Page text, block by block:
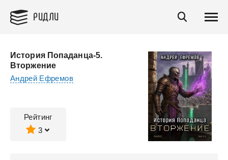
РИДЛИ
История Попаданца-5.
Вторжение
Андрей Ефремов
Рейтинг
3